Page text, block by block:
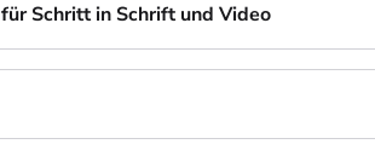
Schritt in Schrift und Video